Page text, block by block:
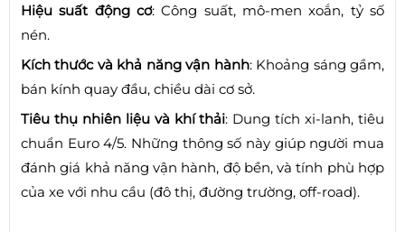
Hiệu suất động cơ: Công suất, mô-men xoắn, tỷ số
nén.
Kích thước và khả năng vận hành: Khoảng sáng gầm,
bán kính quay đầu, chiều dài cơ sở.
Tiêu thụ nhiên liệu và khí thải: Dung tích xi-lanh, tiêu
chuẩn Euro 4/5. Những thông số này giúp người mua
đánh giá khả năng vận hành, độ bền, và tính phù hợp
của xe với nhu cầu (đô thị, đường trường, off-road).